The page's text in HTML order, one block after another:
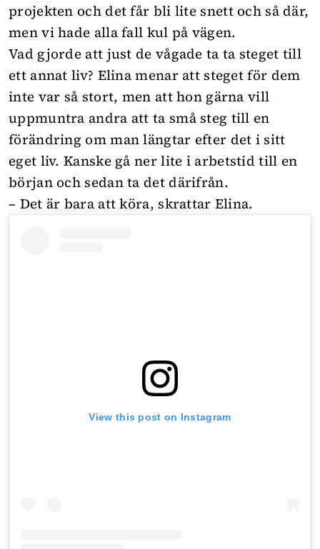
projekten och det får bli lite snett och så där,
men vi hade alla fall kul på vägen.
Vad gjorde att just de vågade ta ta steget till
ett annat liv? Elina menar att steget för dem
inte var så stort, men att hon gärna vill
uppmuntra andra att ta små steg till en
förändring om man längtar efter det i sitt
eget liv. Kanske gå ner lite i arbetstid till en
början och sedan ta det därifrån.
– Det är bara att köra, skrattar Elina.
View this post on Instagram